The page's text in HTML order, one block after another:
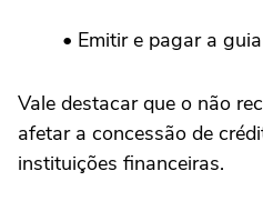
• Emitir e pagar a
Vale destacar que o não
afetar a concessão de
instituições financeiras.